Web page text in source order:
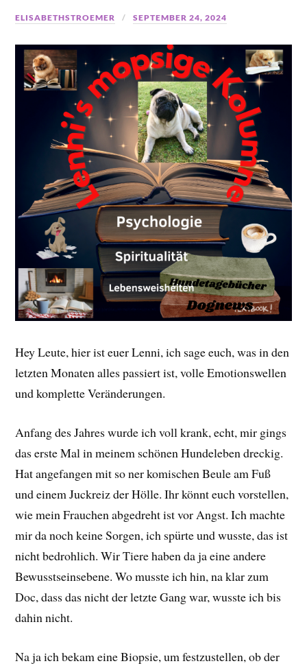
ELISABETHSTROEMER SEPTEMBER 24, 2024
Hey Leute, hier ist euer Lenni, ich sage euch, was in den
letzten Monaten alles passiert ist, volle Emotionswellen
und komplette Veränderungen.
Anfang des Jahres wurde ich voll krank, echt, mir gings
das erste Mal in meinem schönen Hundeleben dreckig.
Hat angefangen mit so ner komischen Beule am Fuß
und einem Juckreiz der Hölle. Ihr könnt euch vorstellen,
wie mein Frauchen abgedreht ist vor Angst. Ich machte
mir da noch keine Sorgen, ich spürte und wusste, das ist
nicht bedrohlich. Wir Tiere haben da ja eine andere
Bewusstseinsebene. Wo musste ich hin, na klar zum
Doc, dass das nicht der letzte Gang war, wusste ich bis
dahin nicht.
Na ja ich bekam eine Biopsie, um festzustellen, ob der